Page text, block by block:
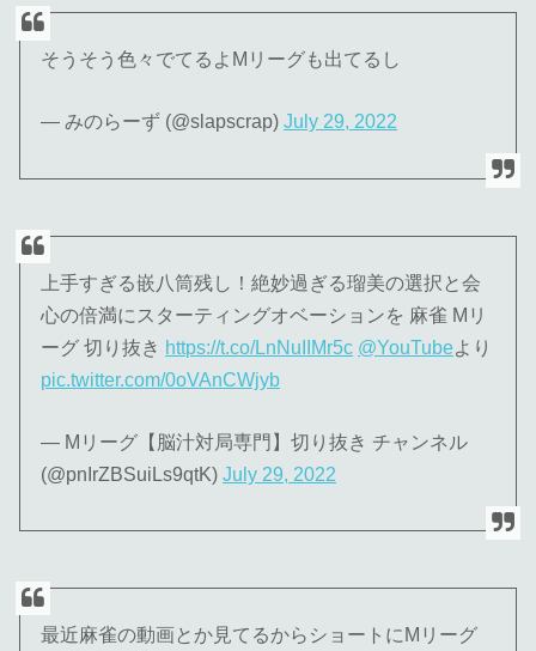
そうそう色々でてるよMリーグも出てるし
— みのらーず (@slapscrap)July 29, 2022
上手すぎる嵌八筒残し！絶妙過ぎる瑠美の選択と会
心の倍満にスターティングオベーションを 麻雀 Mリ
ーグ 切り抜き https://t.co/LnNuIIMr5c @YouTubeより
pic.twitter.com/0oVAnCWjyb
— Mリーグ【脳汁対局専門】切り抜き チャンネル
(@pnIrZBSuiLs9qtK)July 29, 2022
最近麻雀の動画とか見てるからショートにMリーグ